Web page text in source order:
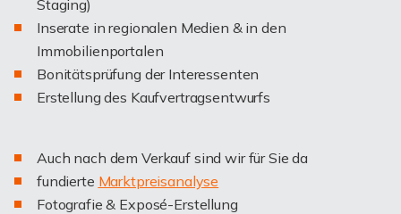
Staging)
Inserate in regionalen Medien & in den
Immobilienportalen
Bonitätsprüfung der Interessenten
Erstellung des Kaufvertragsentwurfs
Auch nach dem Verkauf sind wir für Sie da
fundierte Marktpreisanalyse
Fotografie & Exposé-Erstellung